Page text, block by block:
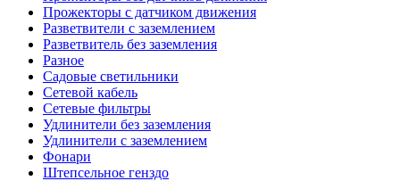
Прожекторы с датчиком движения
Разветвители с заземлением
Разветвитель без заземления
Разное
Садовые светильники
Сетевой кабель
Сетевые фильтры
Удлинители без заземления
Удлинители с заземлением
Фонари
Штепсельное генздо